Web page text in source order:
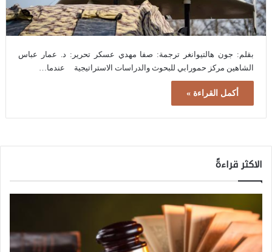
بقلم: جون هالتيوانغر ترجمة: صفا مهدي عسكر تحرير: د. عمار عباس
الشاهين مركز حمورابي للبحوث والدراسات الاستراتيجية عندما…
أكمل القراءة »
الاكثر قراءةً